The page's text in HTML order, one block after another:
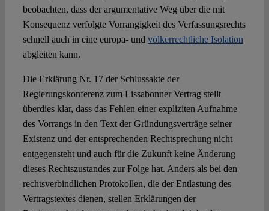
beobachten, dass der argumentative Weg über die mit
Konsequenz verfolgte Vorrangigkeit des Verfassungsrechts
schnell auch in eine europa- und völkerrechtliche Isolation
abgleiten kann.
Die Erklärung Nr. 17 der Schlussakte der
Regierungskonferenz zum Lissabonner Vertrag stellt
überdies klar, dass das Fehlen einer expliziten Aufnahme
des Vorrangs in den Text der Gründungsverträge seiner
Existenz und der entsprechenden Rechtsprechung nicht
entgegensteht und auch für die Zukunft keine Änderung
dieses Rechtszustandes zur Folge hat. Anders als bei den
rechtsverbindlichen Protokollen, die der Entlastung des
Vertragstextes dienen, stellen Erklärungen der